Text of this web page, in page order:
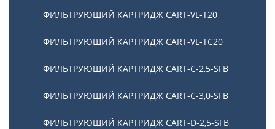
ФИЛЬТРУЮЩИЙ КАРТРИДЖ CART-VL-T20
ФИЛЬТРУЮЩИЙ КАРТРИДЖ CART-VL-TC20
ФИЛЬТРУЮЩИЙ КАРТРИДЖ CART-C-2,5-SFB
ФИЛЬТРУЮЩИЙ КАРТРИДЖ CART-C-3,0-SFB
ФИЛЬТРУЮЩИЙ КАРТРИДЖ CART-D-2,5-SFB